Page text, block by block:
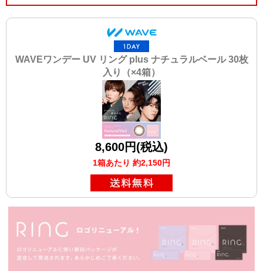
WAVEワンデー UV リング plus ナチュラルベール 30枚
入り（×4箱）
8,600円(税込)
1箱あたり 約2,150円